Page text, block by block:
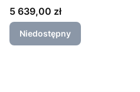
Cena
5 639,00 zł
Niedostępny